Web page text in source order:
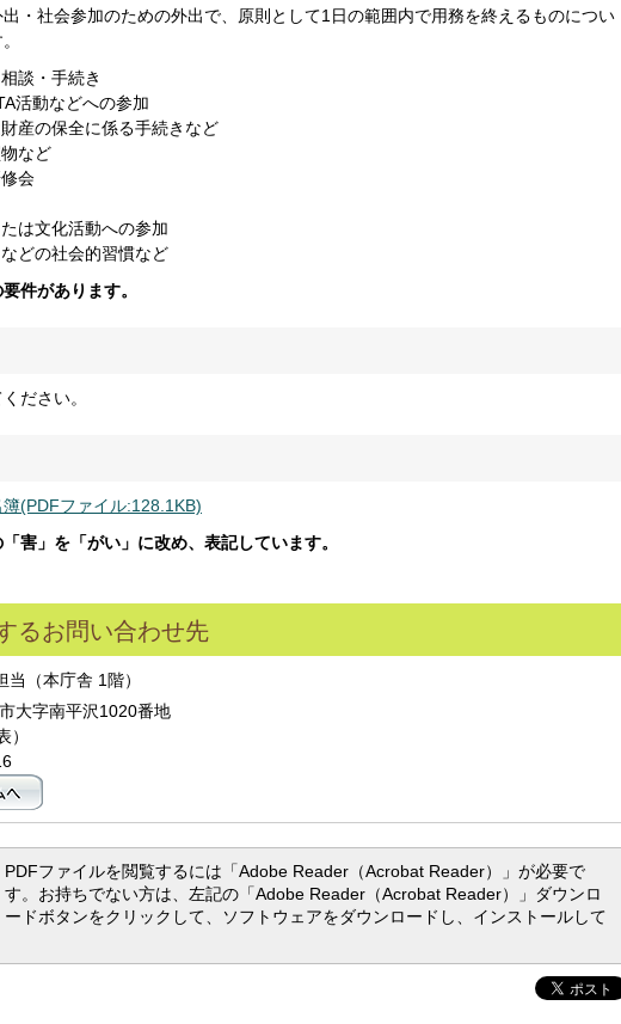
・社会参加のための外出で、原則として1日の範囲内で用務を終えるものについ
談・手続き
活動などへの参加
産の保全に係る手続きなど
など
会
は文化活動への参加
どの社会的習慣など
件があります。
ださい。
(PDFファイル:128.1KB)
害」を「がい」に改め、表記しています。
るお問い合わせ先
（本庁舎 1階）
大字南平沢1020番地
PDFファイルを閲覧するには「Adobe Reader（Acrobat Reader）」が必要で
す。お持ちでない方は、左記の「Adobe Reader（Acrobat Reader）」ダウンロ
ードボタンをクリックして、ソフトウェアをダウンロードし、インストールして